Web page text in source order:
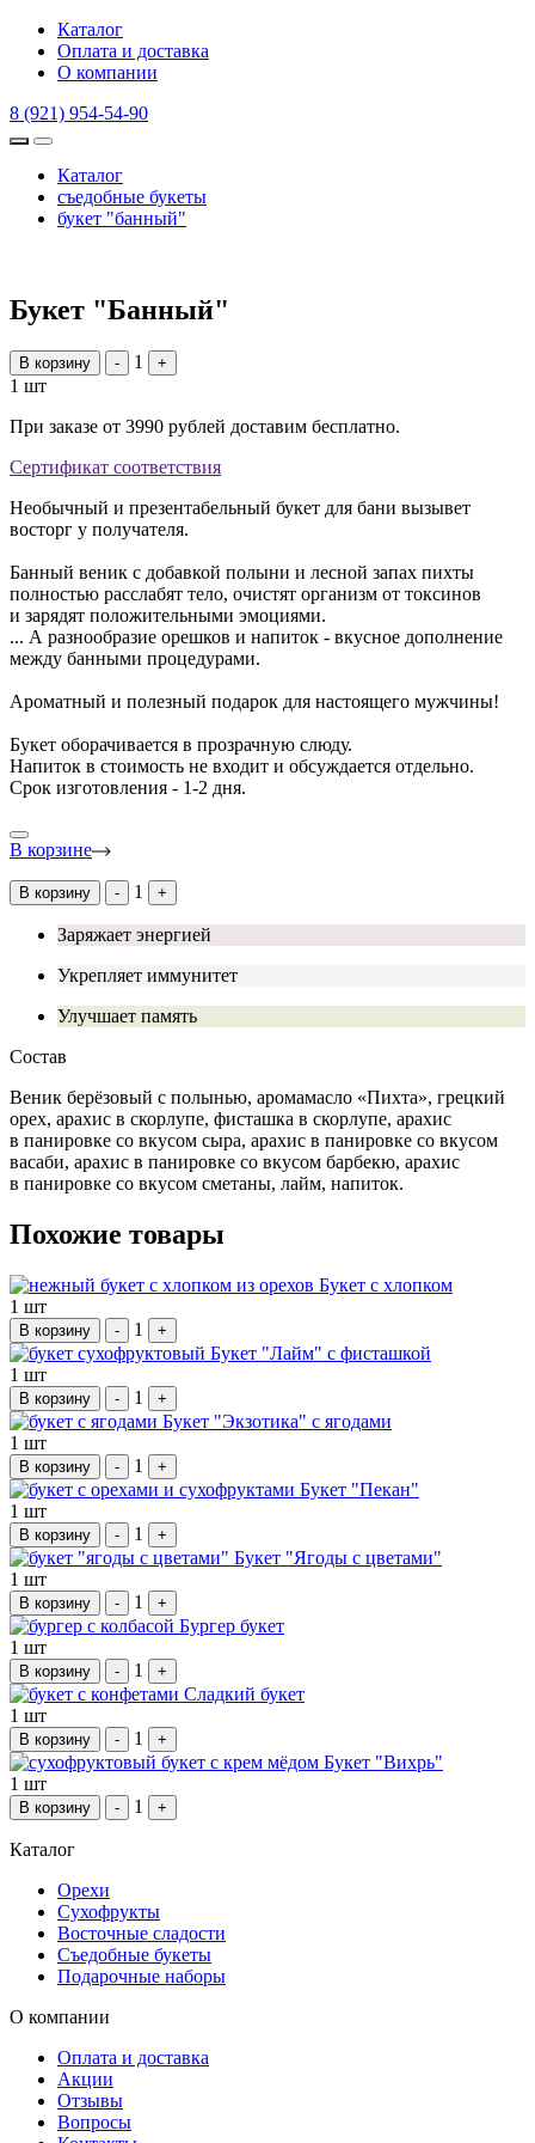
Каталог
Оплата и доставка
О компании
8 (921) 954-54-90
Каталог
съедобные букеты
букет "банный"
Букет "Банный"
В корзину - 1 +
1 шт
При заказе от 3990 рублей доставим бесплатно.
Сертификат соответствия
Необычный и презентабельный букет для бани вызывет
восторг у получателя.
Банный веник с добавкой полыни и лесной запах пихты
полностью расслабят тело, очистят организм от токсинов
и зарядят положительными эмоциями.
... А разнообразие орешков и напиток - вкусное дополнение
между банными процедурами.
Ароматный и полезный подарок для настоящего мужчины!
Букет оборачивается в прозрачную слюду.
Напиток в стоимость не входит и обсуждается отдельно.
Срок изготовления - 1-2 дня.
В корзине
В корзину - 1 +
Заряжает энергией
Укрепляет иммунитет
Улучшает память
Состав
Веник берёзовый с полынью, аромамасло «Пихта», грецкий
орех, арахис в скорлупе, фисташка в скорлупе, арахис
в панировке со вкусом сыра, арахис в панировке со вкусом
васаби, арахис в панировке со вкусом барбекю, арахис
в панировке со вкусом сметаны, лайм, напиток.
Похожие товары
Букет с хлопком
1 шт
В корзину - 1 +
Букет "Лайм" с фисташкой
1 шт
В корзину - 1 +
Букет "Экзотика" с ягодами
1 шт
В корзину - 1 +
Букет "Пекан"
1 шт
В корзину - 1 +
Букет "Ягоды с цветами"
1 шт
В корзину - 1 +
Бургер букет
1 шт
В корзину - 1 +
Сладкий букет
1 шт
В корзину - 1 +
Букет "Вихрь"
1 шт
В корзину - 1 +
Каталог
Орехи
Сухофрукты
Восточные сладости
Съедобные букеты
Подарочные наборы
О компании
Оплата и доставка
Акции
Отзывы
Вопросы